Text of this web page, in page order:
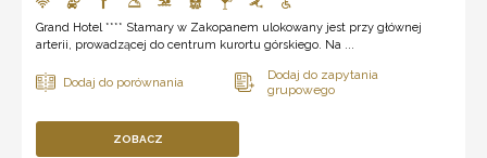
Grand Hotel **** Stamary w Zakopanem ulokowany jest przy głównej
arterii, prowadzącej do centrum kurortu górskiego. Na ...
ZOBACZ